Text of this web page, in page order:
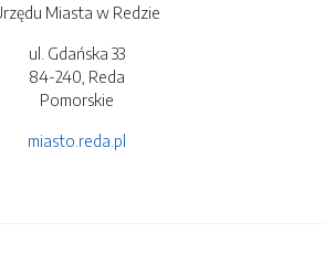
Miasta w Redzie
ul. Gdańska 33
84-240, Reda
Pomorskie
miasto.reda.pl